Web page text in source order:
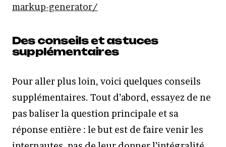
markup-generator/
Des conseils et astuces
supplémentaires
Pour aller plus loin, voici quelques conseils
supplémentaires. Tout d’abord, essayez de ne
pas baliser la question principale et sa
réponse entière : le but est de faire venir les